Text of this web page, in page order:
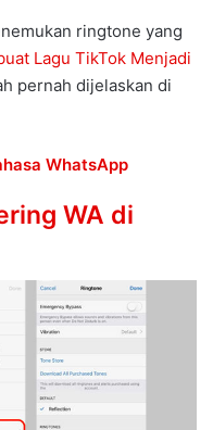
ringtone yang
Lagu TikTok Menjadi
pernah dijelaskan di
WhatsApp
WA di